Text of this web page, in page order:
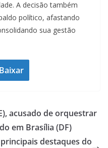
A decisão também
político, afastando
sua gestão
Baixar
acusado de orquestrar
em Brasília (DF)
destaques do